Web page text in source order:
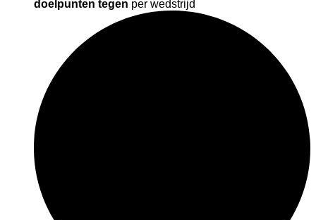
doelpunten tegen per wedstrijd